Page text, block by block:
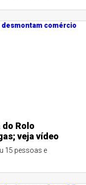
Rolo
veja vídeo
15 pessoas e